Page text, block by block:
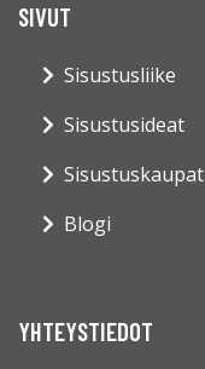
SIVUT
Sisustusliike
Sisustusideat
Sisustuskaupat
Blogi
YHTEYSTIEDOT